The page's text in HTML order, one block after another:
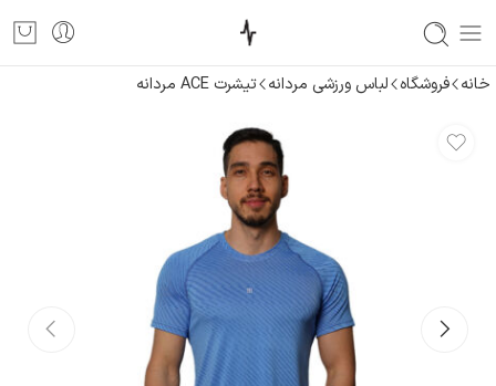
خانه فروشگاه لباس ورزشی مردانه تیشرت ACE مردانه